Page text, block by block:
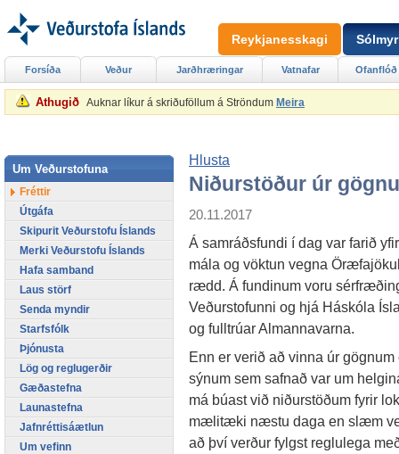
Athugið Auknar líkur á skriðuföllum á Ströndum Meira
Hlusta
Niðurstöður úr
20.11.2017
Á samráðsfundi í dag var farið
mála og vöktun vegna
rædd. Á fundinum voru
Veðurstofunni og hjá Háskóla
og fulltrúar Almannavarna.
Enn er verið að vinna úr gögnum
sýnum sem safnað var um
má búast við niðurstöðum fyrir
mælitæki næstu daga en slæm
að því verður fylgst reglulega
Forsíða Veður Jarðhræringar Vatnafar Ofanflóð
Um Veðurstofuna
Fréttir
Útgáfa
Skipurit Veðurstofu Íslands
Merki Veðurstofu Íslands
Hafa samband
Laus störf
Senda myndir
Starfsfólk
Þjónusta
Lög og reglugerðir
Gæðastefna
Launastefna
Jafnréttisáætlun
Um vefinn
Reykjanesskagi